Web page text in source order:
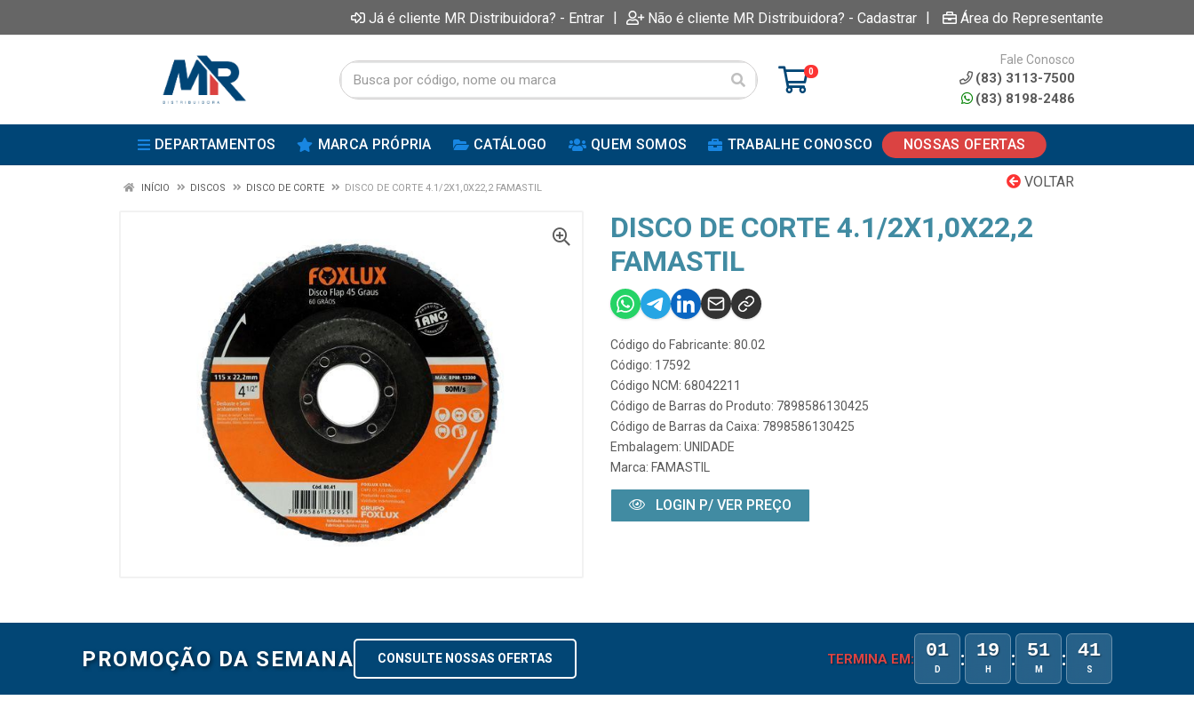
Já é cliente MR Distribuidora? - Entrar | Não é cliente MR Distribuidora? - Cadastrar | Área do Representante
0
Fale Conosco
(83) 3113-7500
(83) 8198-2486
DEPARTAMENTOS MARCA PRÓPRIA CATÁLOGO QUEM SOMOS TRABALHE CONOSCO NOSSAS OFERTAS
VOLTAR
INÍCIO DISCOS DISCO DE CORTE DISCO DE CORTE 4.1/2X1,0X22,2 FAMASTIL
DISCO DE CORTE 4.1/2X1,0X22,2
FAMASTIL
Código do Fabricante: 80.02
Código: 17592
Código NCM: 68042211
Código de Barras do Produto: 7898586130425
Código de Barras da Caixa: 7898586130425
Embalagem: UNIDADE
Marca: FAMASTIL
LOGIN P/ VER PREÇO
PROMOÇÃO DA SEMANA CONSULTE NOSSAS OFERTAS TERMINA EM: 01
D : 19
H : 51
M : 41
S